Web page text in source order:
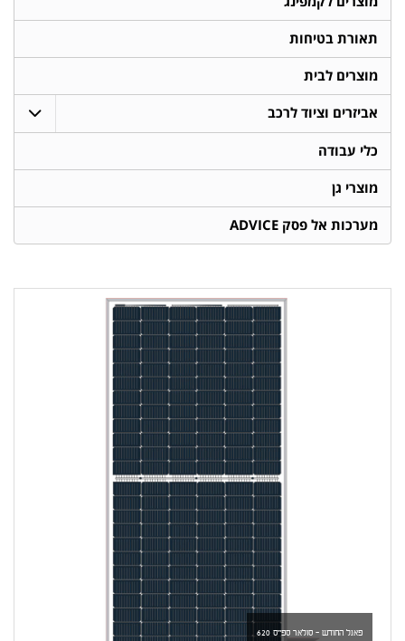
תאורת בטיחות
מוצרים לבית
אביזרים וציוד לרכב
כלי עבודה
מוצרי גן
מערכות אל פסק ADVICE
פאנל החודש - סולאר ספייס 620